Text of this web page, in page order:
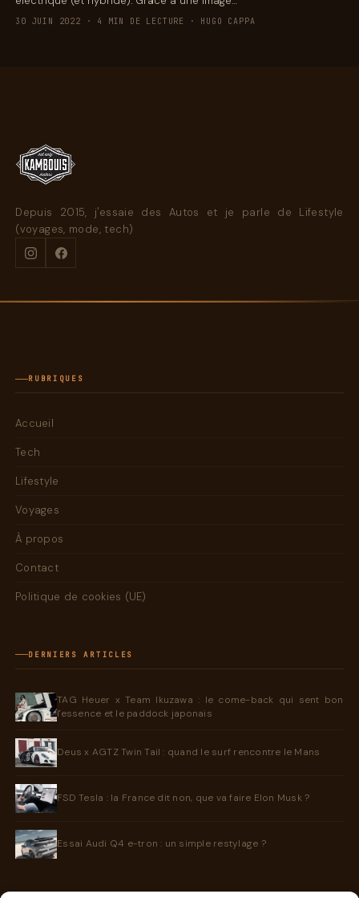
30 JUIN 2022 · 4 MIN DE LECTURE · HUGO CAPPA
Depuis 2015, j'essaie des Autos et je parle de Lifestyle
(voyages, mode, tech)
RUBRIQUES
Accueil
Tech
Lifestyle
Voyages
À propos
Contact
Politique de cookies (UE)
DERNIERS ARTICLES
TAG Heuer x Team Ikuzawa : le come-back qui sent bon
l'essence et le paddock japonais
Deus x AGTZ Twin Tail : quand le surf rencontre le Mans
FSD Tesla : la France dit non, que va faire Elon Musk ?
Essai Audi Q4 e-tron : un simple restylage ?